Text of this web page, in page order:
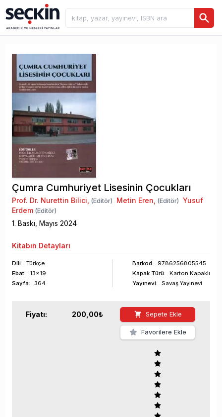
Çumra Cumhuriyet Lisesinin Çocukları
Prof. Dr. Nurettin Bilici, (Editör) Metin Eren, (Editör) Yusuf
Erdem (Editör)
1. Baskı, Mayıs 2024
Kitabın Detayları
Dili:
Türkçe
Ebat:
13x19
Sayfa: 364
Barkod:
9786256805545
Kapak Türü:
Karton Kapaklı
Yayınevi:
Savaş Yayınevi
Fiyatı: 200,00₺ Sepete Ekle
Favorilere Ekle